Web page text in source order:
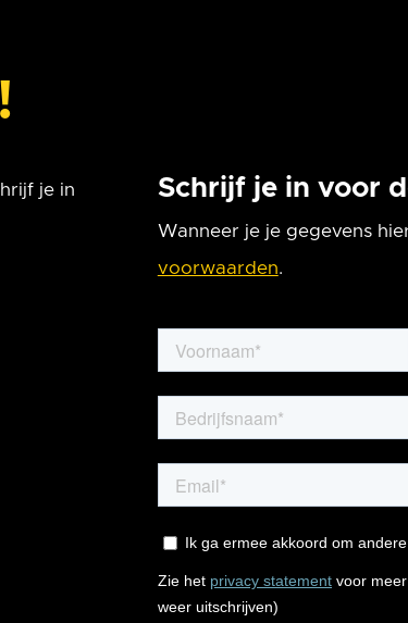
je in
Schrijf je in voor
Wanneer je je gegevens
voorwaarden.